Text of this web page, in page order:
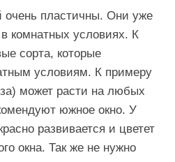
очень пластичны. Они уже
комнатных условиях. К
сорта, которые
условиям. К примеру
может расти на любых
южное окно. У
развивается и цветет
окна. Так же не нужно